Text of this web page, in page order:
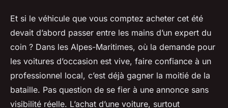
Aedca : spécialiste des
véhicules d'occasion en Alpes-
Maritimes
Dinaïs•11/05/2026 10:11•11 min de lecture
Et si le véhicule que vous comptez acheter cet été
devait d’abord passer entre les mains d’un expert du
coin ? Dans les Alpes-Maritimes, où la demande pour
les voitures d’occasion est vive, faire confiance à un
professionnel local, c’est déjà gagner la moitié de la
bataille. Pas question de se fier à une annonce sans
visibilité réelle. L’achat d’une voiture, surtout